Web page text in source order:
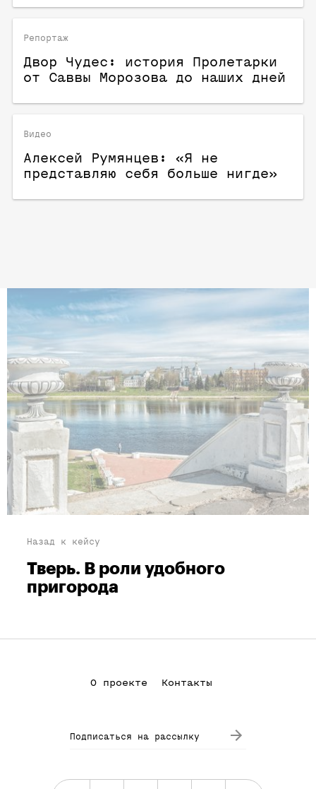
Репортаж
Двор Чудес: история Пролетарки
от Саввы Морозова до наших дней
Видео
Алексей Румянцев: «Я не
представляю себя больше нигде»
Назад к кейсу
Тверь. В роли удобного
пригорода
О проекте Контакты
Подписаться на рассылку